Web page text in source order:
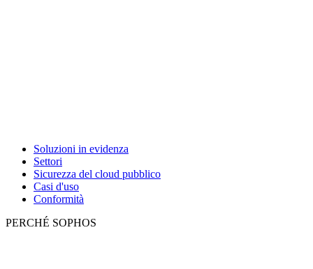
Soluzioni in evidenza
Settori
Sicurezza del cloud pubblico
Casi d'uso
Conformità
PERCHÉ SOPHOS